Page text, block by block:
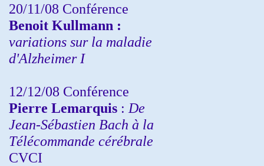
20/11/08 Conférence
Benoit Kullmann :
variations sur la maladie
d'Alzheimer I
12/12/08 Conférence
Pierre Lemarquis : De
Jean-Sébastien Bach à la
Télécommande cérébrale
CVCI